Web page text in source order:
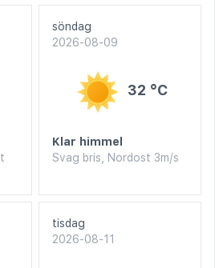
söndag
2026-08-09
32 °C
Klar himmel
Svag bris, Nordost 3m/s
tisdag
2026-08-11